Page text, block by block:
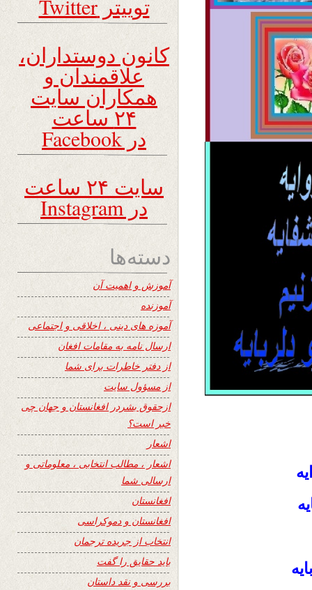
توییتر Twitter
کانون دوستداران،
علاقمندان و
همکاران سایت
۲۴ ساعت
در Facebook
سایت ۲۴ ساعت
در Instagram
دسته‌ها
آموزش و اهمیت آن
آموزنده
آموزه های دینی ، اخلاقی و اجتماعی
ارسال نامه به مقامات افغان
از دفتر خاطرات برای شما
از مسؤول سایت
ازحقوق بشردر افغانستان و جهان چی
خبر است؟
اشعار
اشعار ، مطالب انتخابی ، معلوماتی و
ارسالی شما
افغانستان
افغانستان و دموکراسی
انتخاب از جریده ترجمان
باید حقایق را گفت
بررسی و نقد داستان